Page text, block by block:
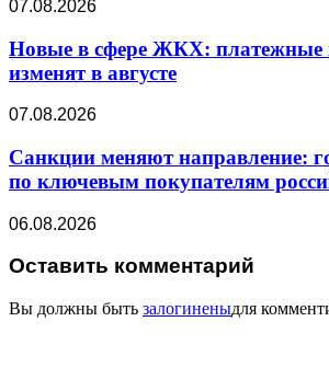
07.08.2026
Новые в сфере ЖКХ: платежные
изменят в августе
07.08.2026
Санкции меняют направление:
по ключевым покупателям
06.08.2026
Оставить комментарий
Вы должны быть залогиненыдля